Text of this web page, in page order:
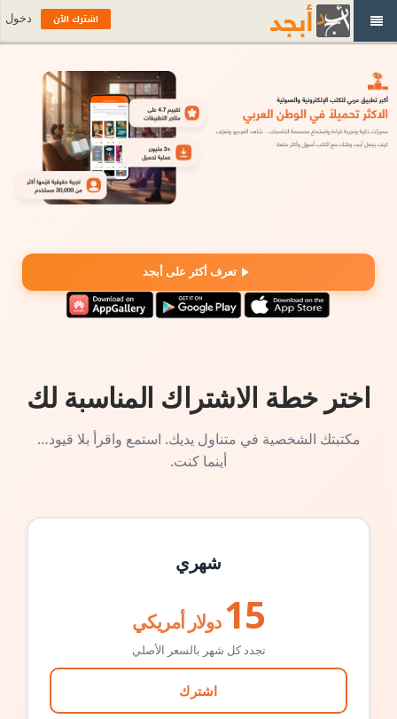
تعرف أكثر على أبجد
اختر خطة الاشتراك المناسبة لك
مكتبتك الشخصية في متناول يديك. استمع واقرأ بلا قيود…
أينما كنت.
شهري
15 دولار أمريكي
تجدد كل شهر بالسعر الأصلي
اشترك
اشترك الآن دخول